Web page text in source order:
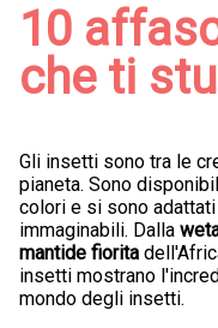
10
che ti
Gli insetti sono tra le
pianeta. Sono
colori e si sono
immaginabili. Dalla
mantide fiorita
insetti mostrano
mondo degli insetti.